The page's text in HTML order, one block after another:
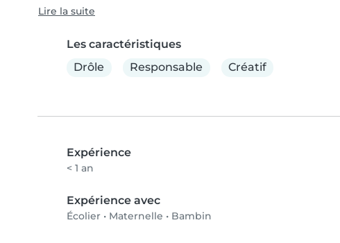
Lire la suite
Les caractéristiques
Drôle
Responsable Créatif
Expérience
< 1 an
Expérience avec
Écolier • Maternelle • Bambin